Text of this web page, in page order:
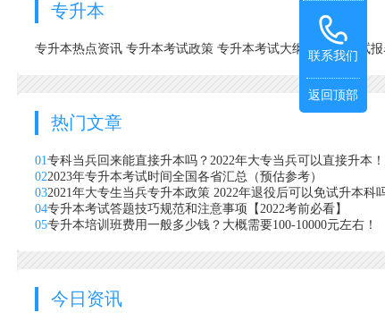
专升本
专升本热点资讯 专升本考试政策 专升本考试大纲 专升本考试
热门文章
01专科当兵回来能直接升本吗？2022年大专当兵可以直接升本！
022023年专升本考试时间全国各省汇总（预估参考）
032021年大专生当兵专升本政策 2022年退役后可以免试升本科
04专升本考试答题技巧规范和注意事项【2022考前必看】
05专升本培训班费用一般多少钱？大概需要100-10000元左右！
今日资讯
联系我们
返回顶部